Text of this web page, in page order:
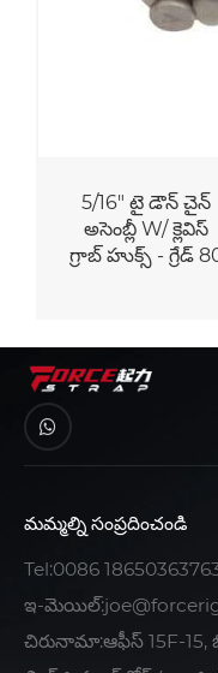
5/16" టై డౌన్ చైన్
అసెంబ్లీ W/ క్లెవిస్
గ్రాబ్ హుక్స్ - గ్రేడ్
మమ్మల్ని సంప్రదించండి
Tel:0086
ఇ-మెయిల్:
చిరునామా:ఆఫీస్ 15F-15,